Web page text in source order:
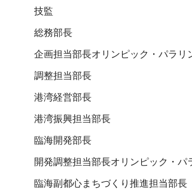
技監
総務部長
企画担当部長オリンピック・パラリ
調整担当部長
港湾経営部長
港湾振興担当部長
臨海開発部長
開発調整担当部長オリンピック・
臨海副都心まちづくり推進担当部長